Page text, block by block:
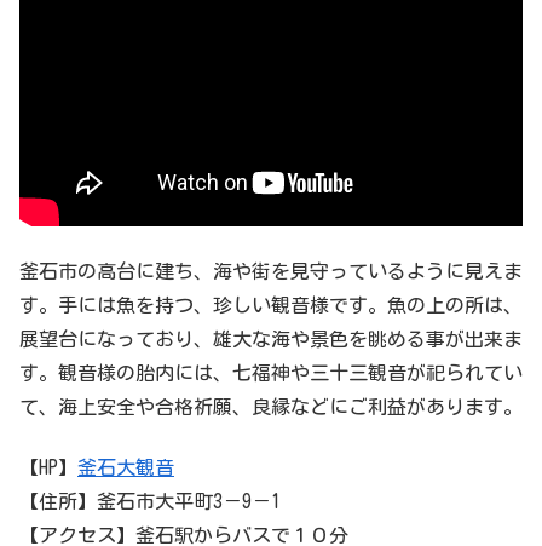
釜石市の高台に建ち、海や街を見守っているように見えま
す。手には魚を持つ、珍しい観音様です。魚の上の所は、
展望台になっており、雄大な海や景色を眺める事が出来ま
す。観音様の胎内には、七福神や三十三観音が祀られてい
て、海上安全や合格祈願、良縁などにご利益があります。
【HP】 釜石大観音
【住所】釜石市大平町3－9－1
【アクセス】釜石駅からバスで１０分